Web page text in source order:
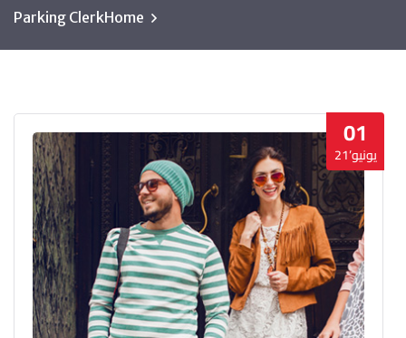
Home
Parking Clerk
01
يونيو’21